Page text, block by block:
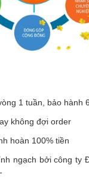
1 tuần, bảo hành
không đợi order
hoàn 100% tiền
ngạch bởi công ty